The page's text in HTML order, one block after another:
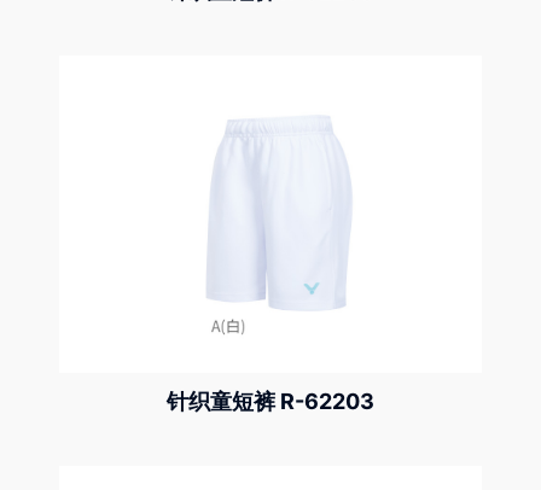
针织童短裤 R-62203